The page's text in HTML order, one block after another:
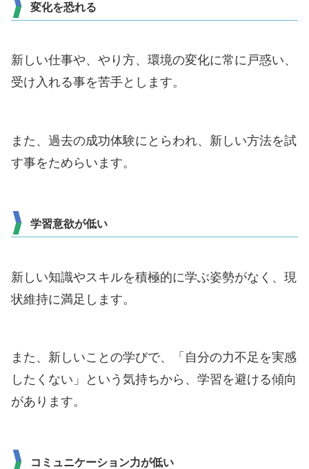
変化を恐れる
新しい仕事や、やり方、環境の変化に常に戸惑い、
受け入れる事を苦手とします。
また、過去の成功体験にとらわれ、新しい方法を試
す事をためらいます。
学習意欲が低い
新しい知識やスキルを積極的に学ぶ姿勢がなく、現
状維持に満足します。
また、新しいことの学びで、「自分の力不足を実感
したくない」という気持ちから、学習を避ける傾向
があります。
コミュニケーション力が低い